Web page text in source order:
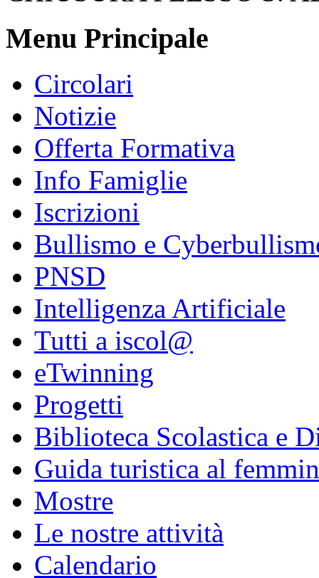
Menu Principale
Circolari
Notizie
Offerta Formativa
Info Famiglie
Iscrizioni
Bullismo e
PNSD
Intelligenza Artificiale
Tutti a iscol@
eTwinning
Progetti
Biblioteca Scolastica e
Guida turistica al
Mostre
Le nostre attività
Calendario